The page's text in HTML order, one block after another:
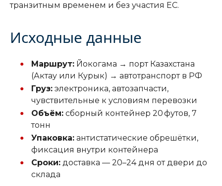
транзитным временем и без участия ЕC.
Исходные данные
Маршрут:Йокогама → порт Казахстана
(Актау или Курык) → автотранспорт в РФ
Груз:электроника, автозапчасти,
чувствительные к условиям перевозки
Объём:сборный контейнер 20 футов, 7
тонн
Упаковка:антистатические обрешётки,
фиксация внутри контейнера
Сроки:доставка — 20–24 дня от двери до
склада